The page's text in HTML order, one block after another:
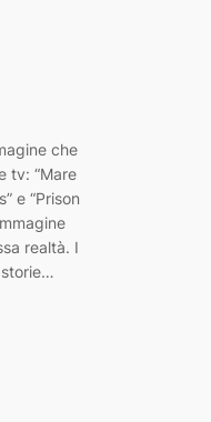
che
tv: “Mare
e “Prison
realtà. I